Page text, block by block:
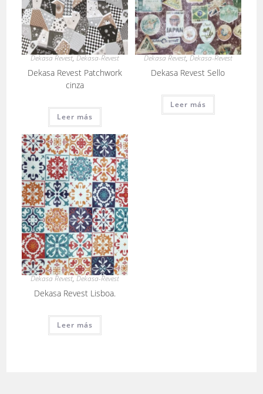
Dekasa Revest,Dekasa-Revest
Dekasa Revest Patchwork
cinza
Leer más
Dekasa Revest,Dekasa-Revest
Dekasa Revest Sello
Leer más
Dekasa Revest,Dekasa-Revest
Dekasa Revest Lisboa.
Leer más